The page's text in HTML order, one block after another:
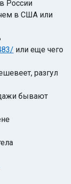
России
в США или
или еще чего
разгул
бывают